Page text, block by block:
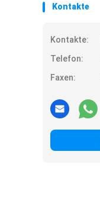
Kontakte
Kontakte:
Telefon:
Faxen: